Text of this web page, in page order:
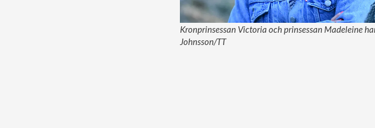
Kronprinsessan Victoria och prinsessan Madeleine
Johnsson/TT